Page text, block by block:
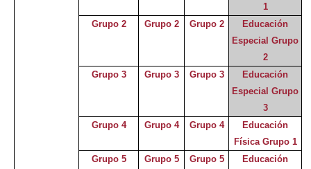
1
Grupo 2
Grupo 2 Grupo 2
Educación
Especial Grupo
2
Grupo 3
Grupo 3 Grupo 3
Educación
Especial Grupo
3
Grupo 4
Grupo 4 Grupo 4
Educación
Física Grupo 1
Grupo 5
Grupo 5 Grupo 5
Educación